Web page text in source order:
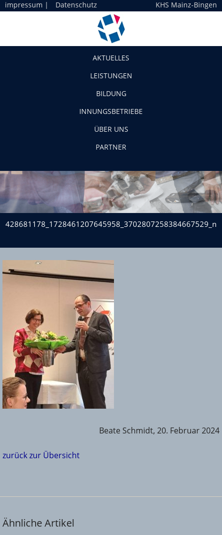
impressum | Datenschutz KHS Mainz-Bingen
AKTUELLES
LEISTUNGEN
BILDUNG
INNUNGSBETRIEBE
ÜBER UNS
PARTNER
428681178_1728461207645958_3702807258384667529_n
Beate Schmidt, 20. Februar 2024
zurück zur Übersicht
Ähnliche Artikel